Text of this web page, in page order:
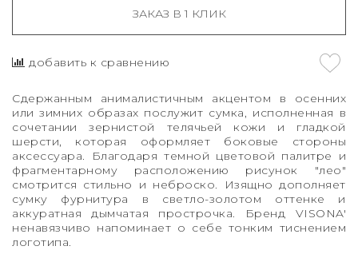
ЗАКАЗ В 1 КЛИК
добавить к сравнению
Сдержанным анималистичным акцентом в осенних
или зимних образах послужит сумка, исполненная в
сочетании зернистой телячьей кожи и гладкой
шерсти, которая оформляет боковые стороны
аксессуара. Благодаря темной цветовой палитре и
фрагментарному расположению рисунок "лео"
смотрится стильно и неброско. Изящно дополняет
сумку фурнитура в светло-золотом оттенке и
аккуратная дымчатая прострочка. Бренд VISONA'
ненавязчиво напоминает о себе тонким тиснением
логотипа.